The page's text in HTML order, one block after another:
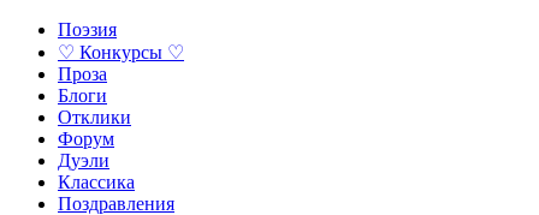
Поэзия
♡ Конкурсы ♡
Проза
Блоги
Отклики
Форум
Дуэли
Классика
Поздравления